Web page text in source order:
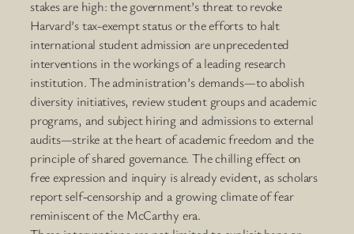
stakes are high: the government’s threat to revoke
Harvard’s tax-exempt status or the efforts to halt
international student admission are unprecedented
interventions in the workings of a leading research
institution. The administration’s demands—to abolish
diversity initiatives, review student groups and academic
programs, and subject hiring and admissions to external
audits—strike at the heart of academic freedom and the
principle of shared governance. The chilling effect on
free expression and inquiry is already evident, as scholars
report self-censorship and a growing climate of fear
reminiscent of the McCarthy era.